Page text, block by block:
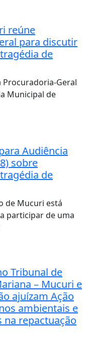
reúne
para discutir
de
Geral
Municipal de
Audiência
sobre
de
de Mucuri está
participar de uma
Tribunal de
– Mucuri e
ajuízam Ação
ambientais e
repactuação